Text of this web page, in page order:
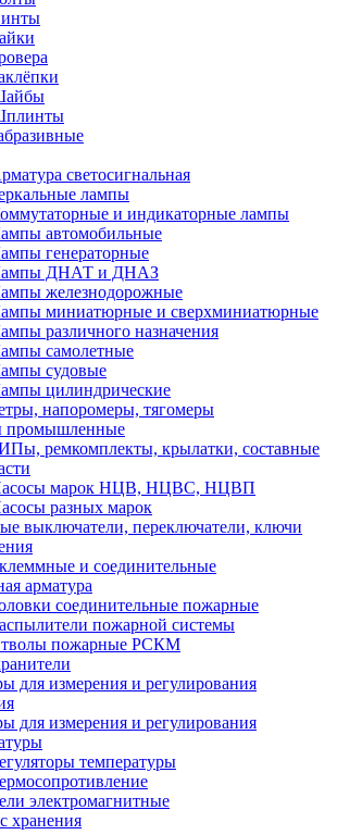
светосигнальная
лампы
и индикаторные лампы
автомобильные
генераторные
ДНАТ и ДНАЗ
железнодорожные
миниатюрные и сверхминиатюрные
различного назначения
самолетные
судовые
цилиндрические
напоромеры, тягомеры
промышленные
ремкомплекты, крылатки, составные
марок НЦВ, НЦВС, НЦВП
разных марок
выключатели, переключатели, ключи
и соединительные
арматура
соединительные пожарные
пожарной системы
пожарные РСКМ
для измерения и регулирования
для измерения и регулирования
температуры
электромагнитные
хранения